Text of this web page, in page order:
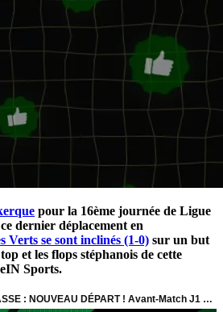
pour la 16ème journée de Ligue
dernier déplacement en
Verts se sont inclinés (1-0) sur un but
et les flops stéphanois de cette
Sports.